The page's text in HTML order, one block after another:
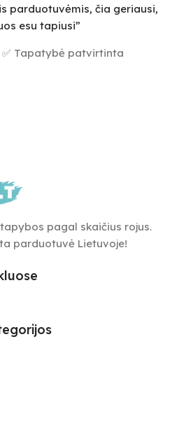
parduotuvėmis, čia geriausi,
esu tapiusi”
✅ Tapatybė patvirtinta
pagal skaičius rojus.
parduotuvė Lietuvoje!